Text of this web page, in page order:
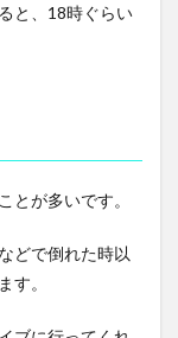
と、18時ぐらい
とが多いです。
どで倒れた時以
す。